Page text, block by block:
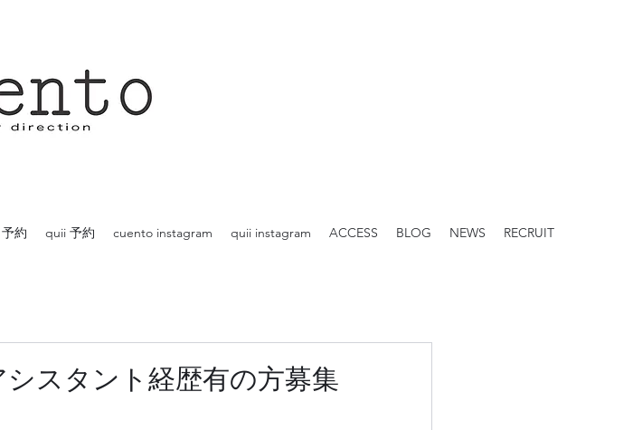
約 quii 予約 cuento instagram quii instagram ACCESS BLOG NEWS RECRUIT
シスタント経歴有の方募集